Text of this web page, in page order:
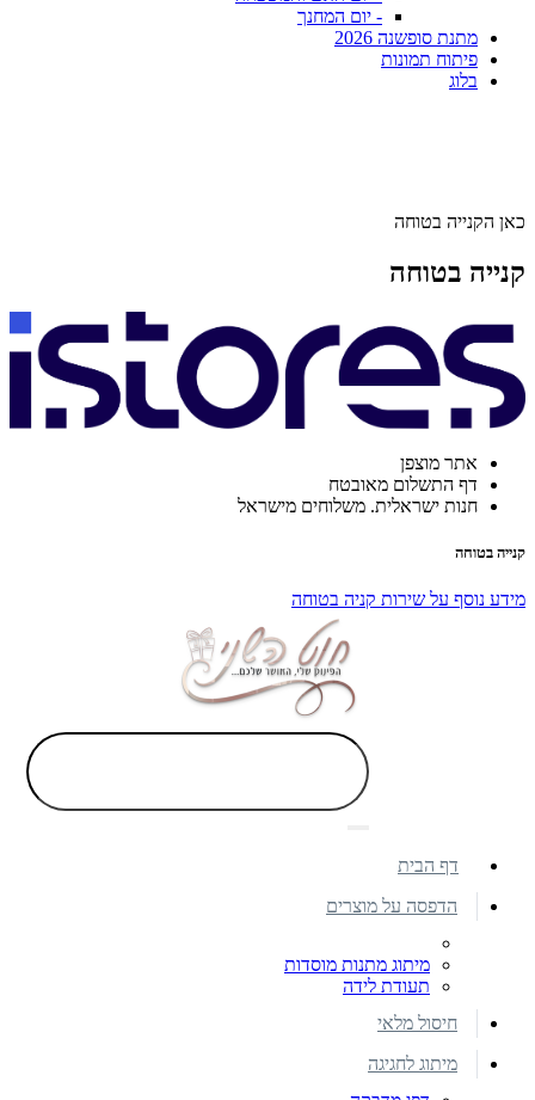
- יום המחנך
מתנת סופשנה 2026
פיתוח תמונות
בלוג
כאן הקנייה בטוחה
קנייה בטוחה
אתר מוצפן
דף התשלום מאובטח
חנות ישראלית. משלוחים מישראל
קנייה בטוחה
מידע נוסף על שירות קניה בטוחה
דף הבית
הדפסה על מוצרים
מיתוג מתנות מוסדות
תעודת לידה
חיסול מלאי
מיתוג לחגיגה